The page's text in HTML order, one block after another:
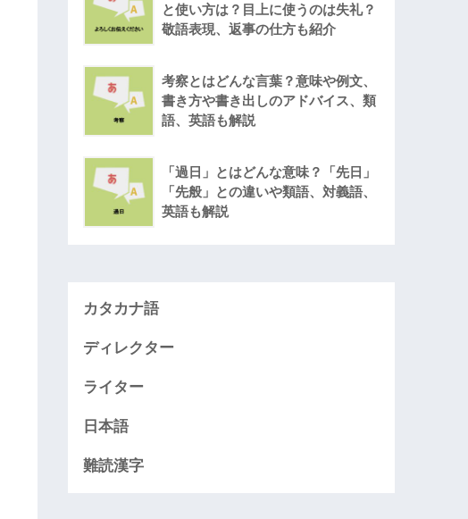
と使い方は？目上に使うのは失礼？
敬語表現、返事の仕方も紹介
考察とはどんな言葉？意味や例文、
書き方や書き出しのアドバイス、類
語、英語も解説
「過日」とはどんな意味？「先日」
「先般」との違いや類語、対義語、
英語も解説
カタカナ語
ディレクター
ライター
日本語
難読漢字